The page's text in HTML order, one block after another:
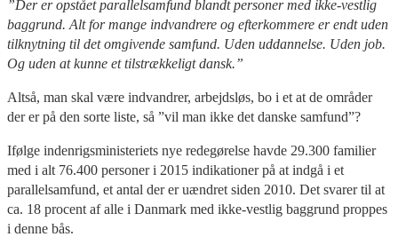
”Der er opstået parallelsamfund blandt personer med ikke-vestlig
baggrund. Alt for mange indvandrere og efterkommere er endt uden
tilknytning til det omgivende samfund. Uden uddannelse. Uden job.
Og uden at kunne et tilstrækkeligt dansk.”
Altså, man skal være indvandrer, arbejdsløs, bo i et at de områder
der er på den sorte liste, så ”vil man ikke det danske samfund”?
Ifølge indenrigsministeriets nye redegørelse havde 29.300 familier
med i alt 76.400 personer i 2015 indikationer på at indgå i et
parallelsamfund, et antal der er uændret siden 2010. Det svarer til at
ca. 18 procent af alle i Danmark med ikke-vestlig baggrund proppes
i denne bås.